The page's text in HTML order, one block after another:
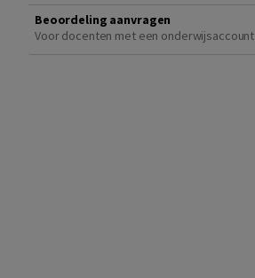
Beoordeling aanvragen
Voor docenten met een onderwijsaccount